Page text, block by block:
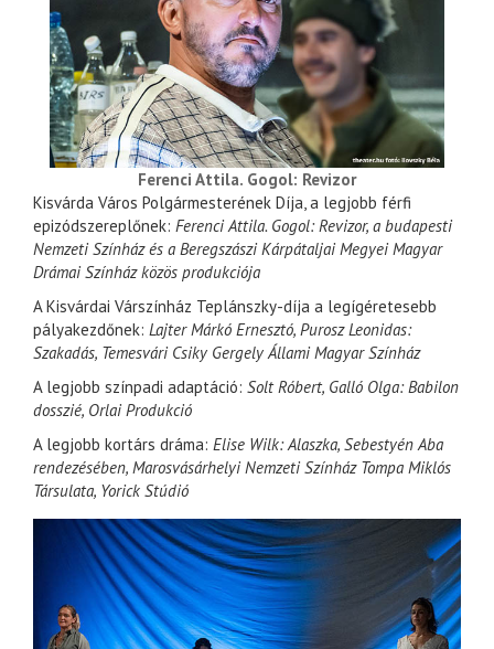
Ferenci Attila. Gogol: Revizor
Kisvárda Város Polgármesterének Díja, a legjobb férfi
epizódszereplőnek: Ferenci Attila. Gogol: Revizor, a budapesti
Nemzeti Színház és a Beregszászi Kárpátaljai Megyei Magyar
Drámai Színház közös produkciója
A Kisvárdai Várszínház Teplánszky-díja a legígéretesebb
pályakezdőnek: Lajter Márkó Ernesztó, Purosz Leonidas:
Szakadás, Temesvári Csiky Gergely Állami Magyar Színház
A legjobb színpadi adaptáció: Solt Róbert, Galló Olga: Babilon
dosszié, Orlai Produkció
A legjobb kortárs dráma: Elise Wilk: Alaszka, Sebestyén Aba
rendezésében, Marosvásárhelyi Nemzeti Színház Tompa Miklós
Társulata, Yorick Stúdió